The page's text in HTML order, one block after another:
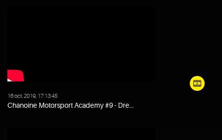
16 oct. 2019, 17:13:45
Chanoine Motorsport Academy #9 - Dre...